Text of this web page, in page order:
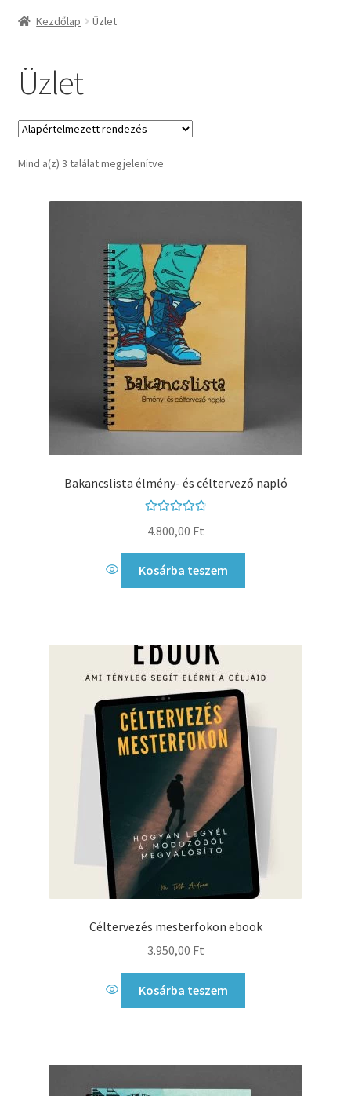
Kezdőlap Üzlet
Üzlet
Mind a(z) 3 találat megjelenítve
Bakancslista élmény- és céltervező napló
4.81/ 5
4.800,00 Ft
Kosárba teszem
Céltervezés mesterfokon ebook
3.950,00 Ft
Kosárba teszem